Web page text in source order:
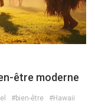
être moderne
#bien-être #Hawaii